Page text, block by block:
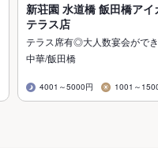
新荘園 水道橋 飯田橋アイ
テラス店
テラス席有◎大人数宴会がで
中華/飯田橋
4001～5000円 1001～